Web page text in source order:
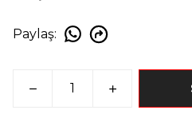
Paylaş: